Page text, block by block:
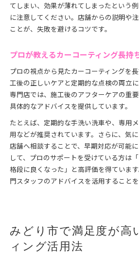
てしまい、効果が薄れてしまったという
に注意してください。店舗からの説明や
ことが、失敗を避けるコツです。
プロが教えるカーコーティング長持
プロの視点から見たカーコーティングを
工後の正しいケアと定期的な点検の両立
専門店では、施工後のアフターケアの重
具体的なアドバイスを提供しています。
たとえば、定期的な手洗い洗車や、専用
用などが推奨されています。さらに、気
店舗へ相談することで、早期対応が可能
して、プロのサポートを受けている方は
格段に良くなった」と高評価を得ていま
門スタッフのアドバイスを活用することを
みどり市で満足度が高
ィング活用法